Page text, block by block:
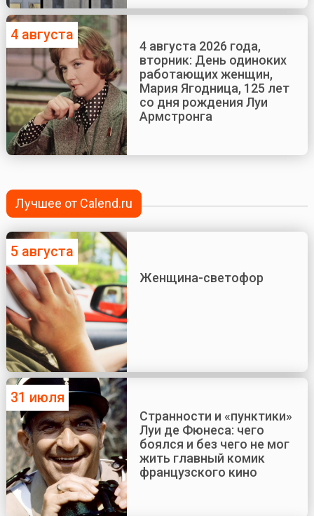
4 августа
4 августа 2026 года,
вторник: День одиноких
работающих женщин,
Мария Ягодница, 125 лет
со дня рождения Луи
Армстронга
Лучшее от Calend.ru
5 августа
Женщина-светофор
31 июля
Странности и «пунктики»
Луи де Фюнеса: чего
боялся и без чего не мог
жить главный комик
французского кино